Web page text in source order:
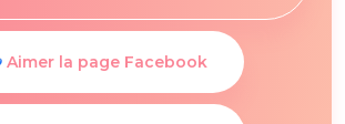
Aimer la page Facebook